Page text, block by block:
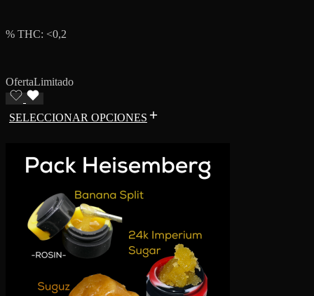
% THC: <0,2
OfertaLimitado
SELECCIONAR OPCIONES